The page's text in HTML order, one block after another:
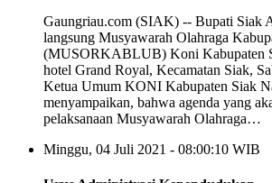
Gaungriau.com (SIAK) -- Bupati Siak
langsung Musyawarah Olahraga
(MUSORKABLUB) Koni Kabupaten
hotel Grand Royal, Kecamatan Siak,
Ketua Umum KONI Kabupaten Siak
menyampaikan, bahwa agenda yang
pelaksanaan Musyawarah Olahraga…
Minggu, 04 Juli 2021 - 08:00:10 WIB